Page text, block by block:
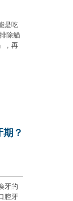
是吃
除貓
，再
？
牙的
腔牙